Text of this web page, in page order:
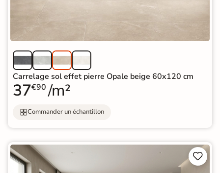
Carrelage sol effet pierre Opale beige 60x120 cm
37€90 /m²
Commander un échantillon

